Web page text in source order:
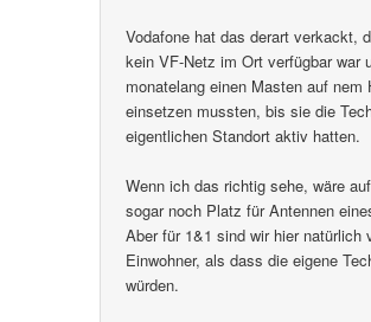
Vodafone hat das derart verkackt,
kein VF-Netz im Ort verfügbar war
monatelang einen Masten auf nem
einsetzen mussten, bis sie die
eigentlichen Standort aktiv hatten.
Wenn ich das richtig sehe, wäre
sogar noch Platz für Antennen
Aber für 1&1 sind wir hier natürlich
Einwohner, als dass die eigene
würden.